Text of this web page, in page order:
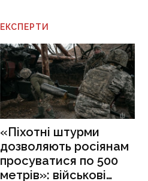
ЕКСПЕРТИ
«Піхотні штурми
дозволяють росіянам
просуватися по 500
метрів»: військові